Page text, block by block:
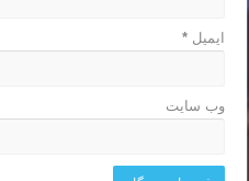
ایمیل*
وب‌ سایت